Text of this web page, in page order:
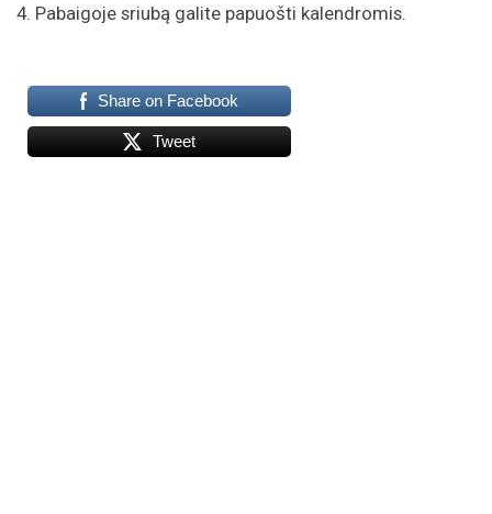
4. Pabaigoje sriubą galite papuošti kalendromis.
Share on Facebook
Tweet